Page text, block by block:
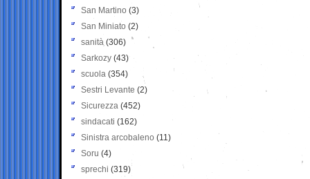
San Martino (3)
San Miniato (2)
sanità (306)
Sarkozy (43)
scuola (354)
Sestri Levante (2)
Sicurezza (452)
sindacati (162)
Sinistra arcobaleno (11)
Soru (4)
sprechi (319)